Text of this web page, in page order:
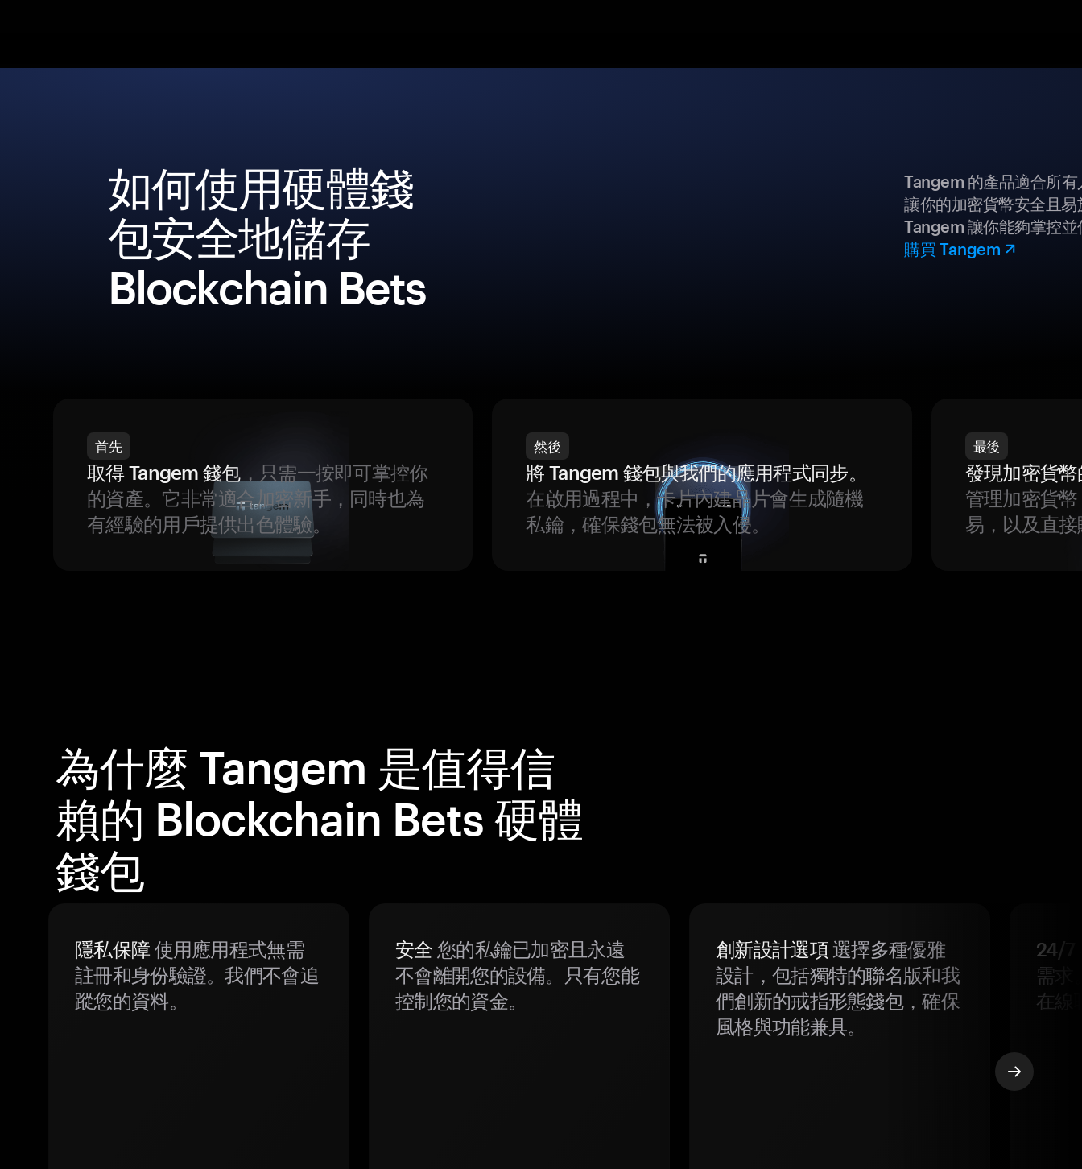
如何使用硬體錢
包安全地儲存
Blockchain Bets
Tangem 的產品適合所
讓你的加密貨幣安全且
Tangem 讓你能夠掌控
購買 Tangem
首先
取得 Tangem 錢包，只需一按即可掌控你
的資產。它非常適合加密新手，同時也為
有經驗的用戶提供出色體驗。
然後
將 Tangem 錢包與我們的應用程式同步。
在啟用過程中，卡片內建晶片會生成隨機
私鑰，確保錢包無法被入侵。
最後
發現加密貨
管理加密貨
易，以及直
為什麼 Tangem 是值得信
賴的 Blockchain Bets 硬體
錢包
隱私保障使用應用程式無需
註冊和身份驗證。我們不會追
蹤您的資料。
安全 您的私鑰已加密且永遠
不會離開您的設備。只有您能
控制您的資金。
創新設計選項選擇多種優雅
設計，包括獨特的聯名版和我
們創新的戒指形態錢包，確保
風格與功能兼具。
24/7
需求
在線